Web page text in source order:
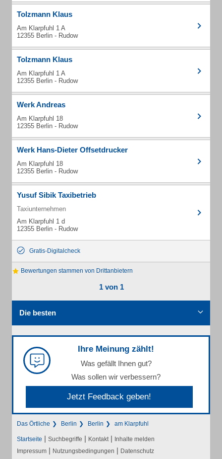
Tolzmann Klaus
Am Klarpfuhl 1 A
12355 Berlin - Rudow
Tolzmann Klaus
Am Klarpfuhl 1 A
12355 Berlin - Rudow
Werk Andreas
Am Klarpfuhl 18
12355 Berlin - Rudow
Werk Hans-Dieter Offsetdrucker
Am Klarpfuhl 18
12355 Berlin - Rudow
Yusuf Sibik Taxibetrieb
Taxiunternehmen
Am Klarpfuhl 1 d
12355 Berlin - Rudow
Gratis-Digitalcheck
Bewertungen stammen von Drittanbietern
1 von 1
Die besten
Ihre Meinung zählt!
Was gefällt Ihnen gut?
Was sollen wir verbessern?
Jetzt Feedback geben!
Das Örtliche Berlin Berlin am Klarpfuhl
Startseite | Suchbegriffe | Kontakt | Inhalte melden
Impressum | Nutzungsbedingungen | Datenschutz